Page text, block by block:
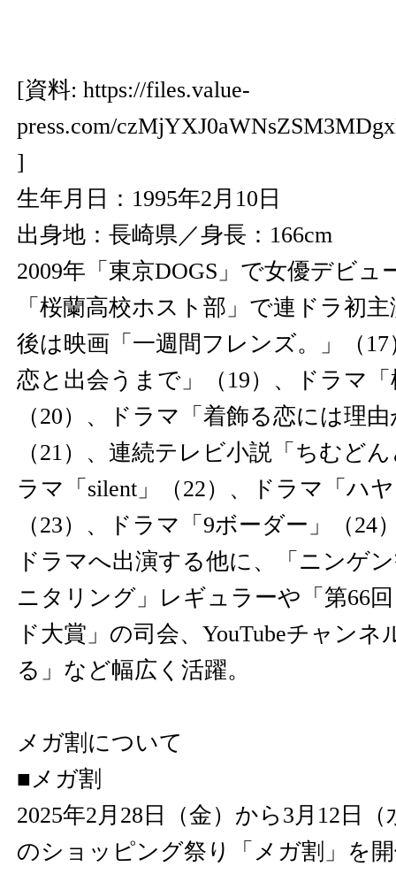
[資料: https://files.value-
press.com/
]
生年月日：1995年2月10日
出身地：長崎県／身長：166cm
2009年「東京DOGS」で女優デビュ
「桜蘭高校ホスト部」で連ドラ初
後は映画「一週間フレンズ。」（
恋と出会うまで」（19）、ドラマ
（20）、ドラマ「着飾る恋には理
（21）、連続テレビ小説「ちむど
ラマ「silent」（22）、ドラマ「ハ
（23）、ドラマ「9ボーダー」（24
ドラマへ出演する他に、「ニンゲ
ニタリング」レギュラーや「第66
ド大賞」の司会、YouTubeチャン
る」など幅広く活躍。
メガ割について
■メガ割
2025年2月28日（金）から3月12日
のショッピング祭り「メガ割」を